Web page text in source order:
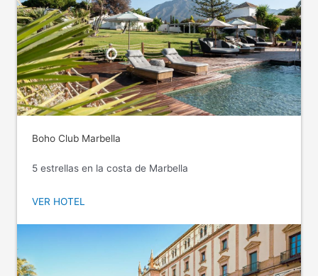
Boho Club Marbella
5 estrellas en la costa de Marbella
VER HOTEL